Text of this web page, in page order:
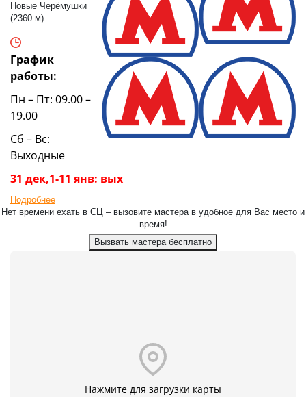
Новые Черёмушки
(2360 м)
График
работы:
Пн – Пт: 09.00 –
19.00
Сб – Вс:
Выходные
31 дек,1-11 янв: вых
Подробнее
Нет времени ехать в СЦ – вызовите мастера в удобное для Вас место и
время!
Вызвать мастера бесплатно
Нажмите для загрузки карты